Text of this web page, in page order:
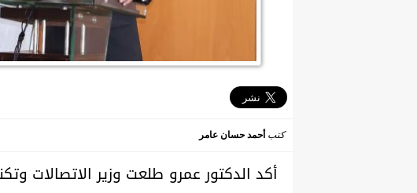
كتب أحمد حسان عامر
أكد الدكتور عمرو طلعت وزير الاتصالات